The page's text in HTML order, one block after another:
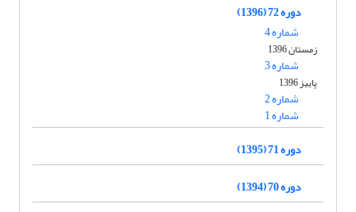
دوره 72 (1396)
شماره 4
زمستان 1396
شماره 3
پاییز 1396
شماره 2
شماره 1
دوره 71 (1395)
دوره 70 (1394)